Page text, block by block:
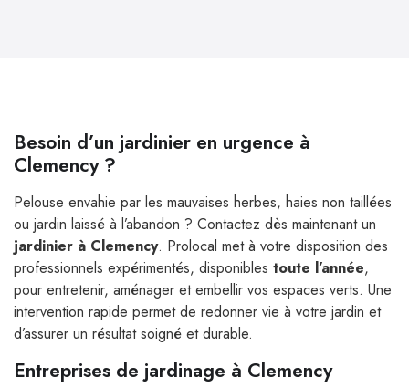
Besoin d’un jardinier en urgence à
Clemency ?
Pelouse envahie par les mauvaises herbes, haies non taillées
ou jardin laissé à l’abandon ? Contactez dès maintenant un
jardinier à Clemency. Prolocal met à votre disposition des
professionnels expérimentés, disponibles toute l’année,
pour entretenir, aménager et embellir vos espaces verts. Une
intervention rapide permet de redonner vie à votre jardin et
d’assurer un résultat soigné et durable.
Entreprises de jardinage à Clemency